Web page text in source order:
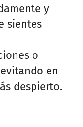
y
sientes
o
en
despierto.